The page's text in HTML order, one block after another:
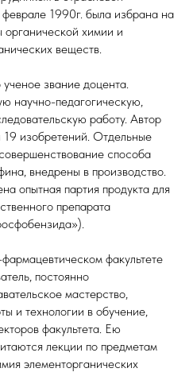
1990г. была избрана на
химии и
веществ.
звание доцента.
научно-педагогическую,
работу. Автор
изобретений. Отдельные
способа
внедрены в производство.
опытная партия продукта для
препарата
факультете
постоянно
мастерство,
и технологии в обучение,
факультета. Ею
лекции по предметам
элементорганических